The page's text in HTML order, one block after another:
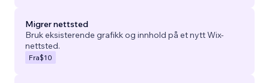
Migrer nettsted
Bruk eksisterende grafikk og innhold på et nytt Wix-
nettsted.
Fra$10